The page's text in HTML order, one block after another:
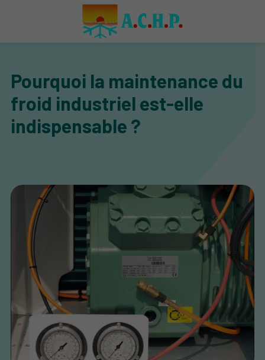
Pourquoi la maintenance du
froid industriel est-elle
indispensable ?